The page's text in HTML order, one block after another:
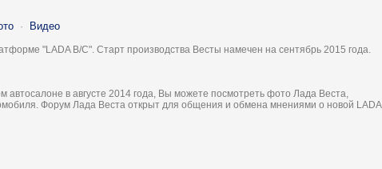
· Видео
"LADA B/C". Старт производства Весты намечен на сентябрь 2015 года.
в августе 2014 года, Вы можете посмотреть фото Лада Веста,
Форум Лада Веста открыт для общения и обмена мнениями о новой LADA